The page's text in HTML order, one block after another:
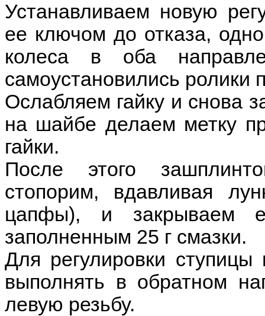
Устанавливаем новую
ее ключом до отказа,
колеса в оба
самоустановились ролики
Ослабляем гайку и снова
на шайбе делаем метку
гайки.
После этого
стопорим, вдавливая
цапфы), и закрываем
заполненным 25 г смазки.
Для регулировки ступицы
выполнять в обратном
левую резьбу.